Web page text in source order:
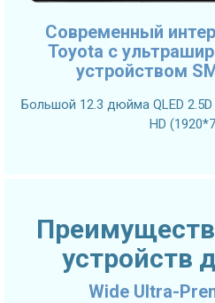
Современный
Toyota с
устройством
Большой 12.3 дюйма QLED
HD
устройств
Wide Ultra-